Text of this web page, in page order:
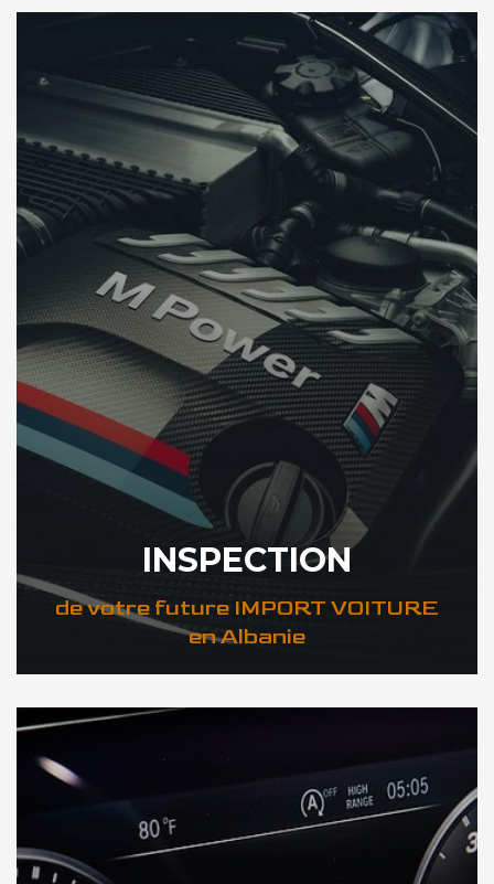
INSPECTION
de votre future IMPORT VOITURE
en Albanie
DÉCOUVREZ VOTRE INSPECTION AUTO en Albanie